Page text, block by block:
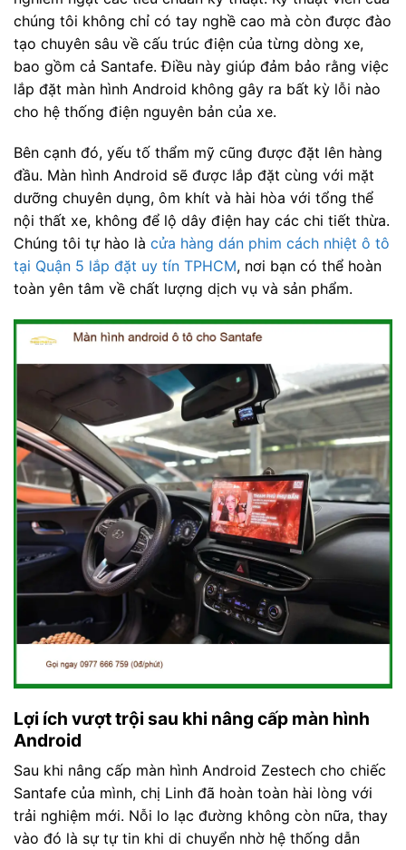
chúng tôi không chỉ có tay nghề cao mà còn được đào
tạo chuyên sâu về cấu trúc điện của từng dòng xe,
bao gồm cả Santafe. Điều này giúp đảm bảo rằng việc
lắp đặt màn hình Android không gây ra bất kỳ lỗi nào
cho hệ thống điện nguyên bản của xe.
Bên cạnh đó, yếu tố thẩm mỹ cũng được đặt lên hàng
đầu. Màn hình Android sẽ được lắp đặt cùng với mặt
dưỡng chuyên dụng, ôm khít và hài hòa với tổng thể
nội thất xe, không để lộ dây điện hay các chi tiết thừa.
Chúng tôi tự hào là cửa hàng dán phim cách nhiệt ô tô
tại Quận 5 lắp đặt uy tín TPHCM, nơi bạn có thể hoàn
toàn yên tâm về chất lượng dịch vụ và sản phẩm.
Lợi ích vượt trội sau khi nâng cấp màn hình
Android
Sau khi nâng cấp màn hình Android Zestech cho chiếc
Santafe của mình, chị Linh đã hoàn toàn hài lòng với
trải nghiệm mới. Nỗi lo lạc đường không còn nữa, thay
vào đó là sự tự tin khi di chuyển nhờ hệ thống dẫn